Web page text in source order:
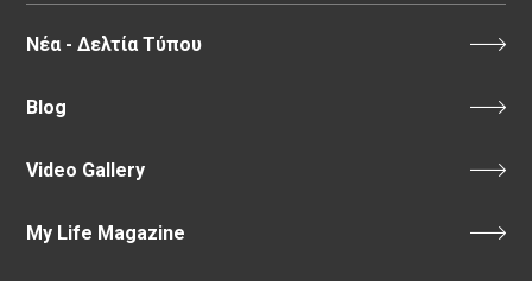
Νέα - Δελτία Τύπου
Blog
Video Gallery
My Life Magazine